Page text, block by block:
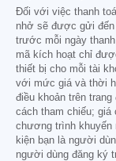
Đối với việc thanh
nhở sẽ được gửi đến
trước mỗi ngày
mã kích hoạt chỉ
thiết bị cho mỗi tài
với mức giá và thời
điều khoản trên
cách tham chiếu; giá
chương trình khuyến
kiện bạn là người
người dùng đăng ký